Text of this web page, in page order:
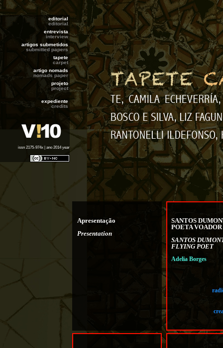
editorial
editorial
entrevista
interview
artigos submetidos
submitted papers
tapete
carpet
artigo nomads
nomads paper
projeto
project
expediente
credits
issn 2175-974x | ano 2014 year
Apresentação
Presentation
SANTOS
POETA VOADOR
SANTOS
FLYING POET
Adelia Borges